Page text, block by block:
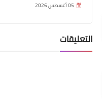
05 أغسطس 2026
التعليقات